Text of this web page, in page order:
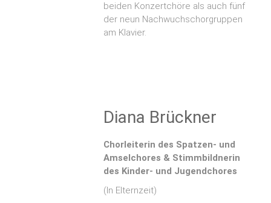
beiden Konzertchöre als auch fünf
der neun Nachwuchschorgruppen
am Klavier.
Diana Brückner
Chorleiterin des Spatzen- und
Amselchores & Stimmbildnerin
des Kinder- und Jugendchores
(In Elternzeit)